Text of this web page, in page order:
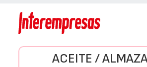
ACEITE /